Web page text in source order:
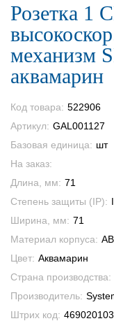
Розетка 1
механизм
аквамарин
Код товара: 522906
Артикул: GAL001127
Базовая единица: шт
На заказ:
Длина, мм: 71
Степень защиты (IP):
Ширина, мм: 71
Материал корпуса:
Цвет: Аквамарин
Страна производства:
Производитель:
Штрих код: